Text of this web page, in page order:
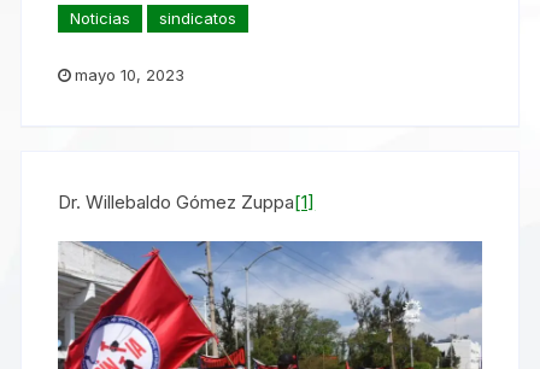
Noticias sindicatos
mayo 10, 2023
Dr. Willebaldo Gómez Zuppa[1]